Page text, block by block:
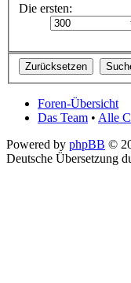
Die ersten:
Foren-Übersicht
Das Team • Alle
Powered by phpBB ©
Deutsche Übersetzung